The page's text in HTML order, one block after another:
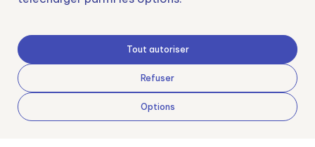
Samoving, S.L. En el marco del Programa ICEX Next, ha contado con el apoyo
de ICEX y con la cofinanciación del fondo europeo FEDER. LA finalidad de este
apoyo es contribuir al desarrollo internacional de la empresa y de su entorno.
Fondo Europeo de Desarrollo Regional
Tout autoriser
Refuser
Options